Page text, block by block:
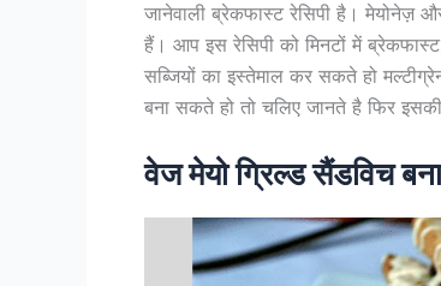
जानेवाली ब्रेकफास्ट रेसिपी है। मेयोनेज़
हैं। आप इस रेसिपी को मिनटों में
सब्जियों का इस्तेमाल कर सकते हो
बना सकते हो तो चलिए जानते है फिर
वेज मेयो ग्रिल्ड सैंडविच